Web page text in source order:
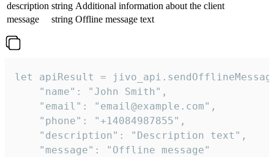
description string Additional information about the client
message
string Offline message text
let apiResult =
    "name": "John Smith",
    "email": "email@example.com",
    "phone": "+14084987855",
    "description": "Description text",
    "message": "Offline message"